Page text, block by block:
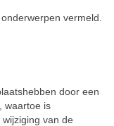
vermeld.
door een
waartoe is
van de